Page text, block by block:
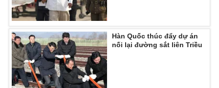
Tư vấn
Chuyên mục khác
Emagazine Podcast
Photo
Hàn Quốc thúc đẩy dự án
nối lại đường sắt liên Triều